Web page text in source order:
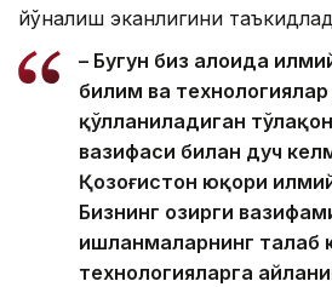
йўналиш эканлигини
– Бугун биз алоҳида
билим ва
қўлланиладиган
вазифаси билан дуч
Қозоғистон юқори илмий
Бизнинг ҳозирги
ишланмаларнинг талаб
технологияларга